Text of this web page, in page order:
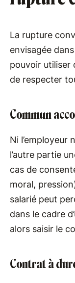
La rupture
envisagée
pouvoir utiliser
de respecter
Commun
Ni l’employeur
l’autre partie
cas de
moral,
salarié peut
dans le cadre
alors saisir le
Contrat à